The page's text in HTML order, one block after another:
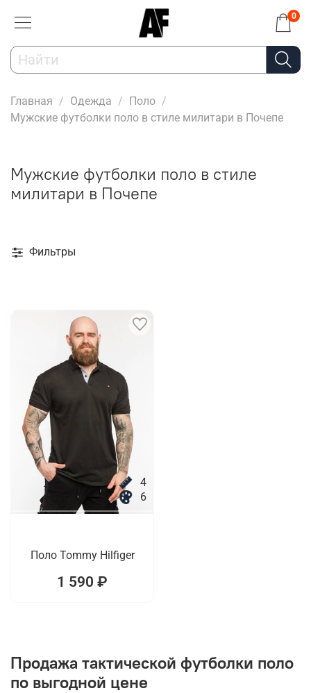
0
Главная Одежда
Поло
Мужские футболки поло в стиле милитари в Почепе
Мужские футболки поло в стиле
милитари в Почепе
Фильтры
4
6
Поло Tommy Hilfiger
1 590 ₽
Продажа тактической футболки поло
по выгодной цене